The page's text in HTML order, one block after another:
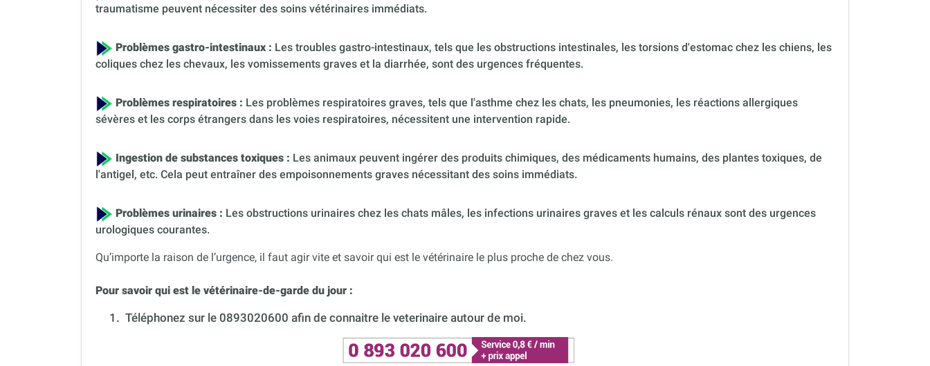
traumatisme peuvent nécessiter des soins vétérinaires immédiats.
Problèmes gastro-intestinaux : Les troubles gastro-intestinaux, tels que les obstructions intestinales, les torsions d'estomac chez les chiens, les
coliques chez les chevaux, les vomissements graves et la diarrhée, sont des urgences fréquentes.
Problèmes respiratoires : Les problèmes respiratoires graves, tels que l'asthme chez les chats, les pneumonies, les réactions allergiques
sévères et les corps étrangers dans les voies respiratoires, nécessitent une intervention rapide.
Ingestion de substances toxiques : Les animaux peuvent ingérer des produits chimiques, des médicaments humains, des plantes toxiques, de
l'antigel, etc. Cela peut entraîner des empoisonnements graves nécessitant des soins immédiats.
Problèmes urinaires : Les obstructions urinaires chez les chats mâles, les infections urinaires graves et les calculs rénaux sont des urgences
urologiques courantes.
Qu’importe la raison de l’urgence, il faut agir vite et savoir qui est le vétérinaire le plus proche de chez vous.
Pour savoir qui est le vétérinaire-de-garde du jour :
1. Téléphonez sur le 0893020600 afin de connaitre le veterinaire autour de moi.